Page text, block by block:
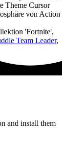
Theme Cursor
von Action
'Fortnite',
Team Leader,
and install them